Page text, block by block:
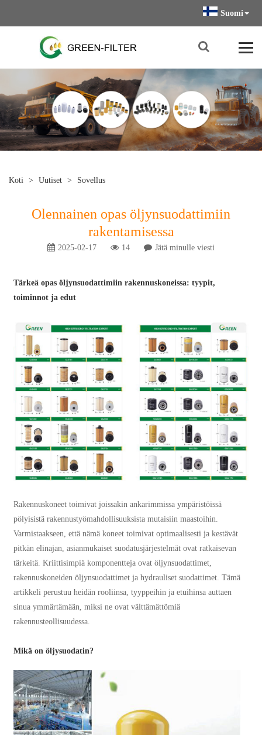
Suomi
Koti > Uutiset > Sovellus
Olennainen opas öljynsuodattimiin
rakentamisessa
2025-02-17 14 Jätä minulle viesti
Tärkeä opas öljynsuodattimiin rakennuskoneissa: tyypit,
toiminnot ja edut
Rakennuskoneet toimivat joissakin ankarimmissa ympäristöissä
pölyisistä rakennustyömahdollisuuksista mutaisiin maastoihin.
Varmistaakseen, että nämä koneet toimivat optimaalisesti ja kestävät
pitkän elinajan, asianmukaiset suodatusjärjestelmät ovat ratkaisevan
tärkeitä. Kriittisimpiä komponentteja ovat öljynsuodattimet,
rakennuskoneiden öljynsuodattimet ja hydrauliset suodattimet. Tämä
artikkeli perustuu heidän rooliinsa, tyyppeihin ja etuihinsa auttaen
sinua ymmärtämään, miksi ne ovat välttämättömiä
rakennusteollisuudessa.
Mikä on öljysuodatin?